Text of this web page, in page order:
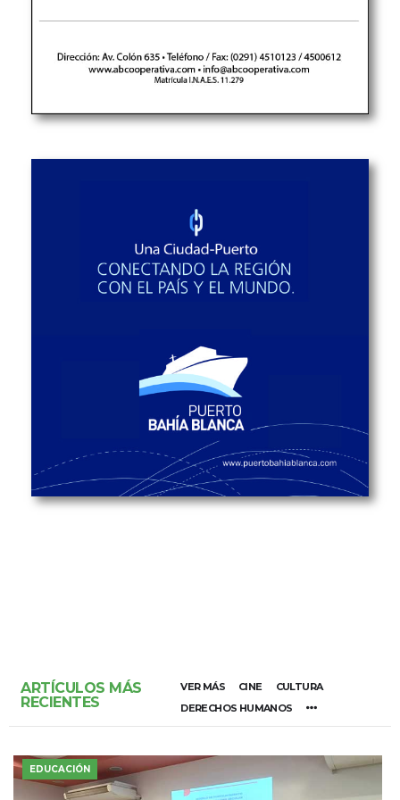
ARTÍCULOS MÁS
RECIENTES
VER MÁS CINE
CULTURA
DERECHOS HUMANOS
EDUCACIÓN